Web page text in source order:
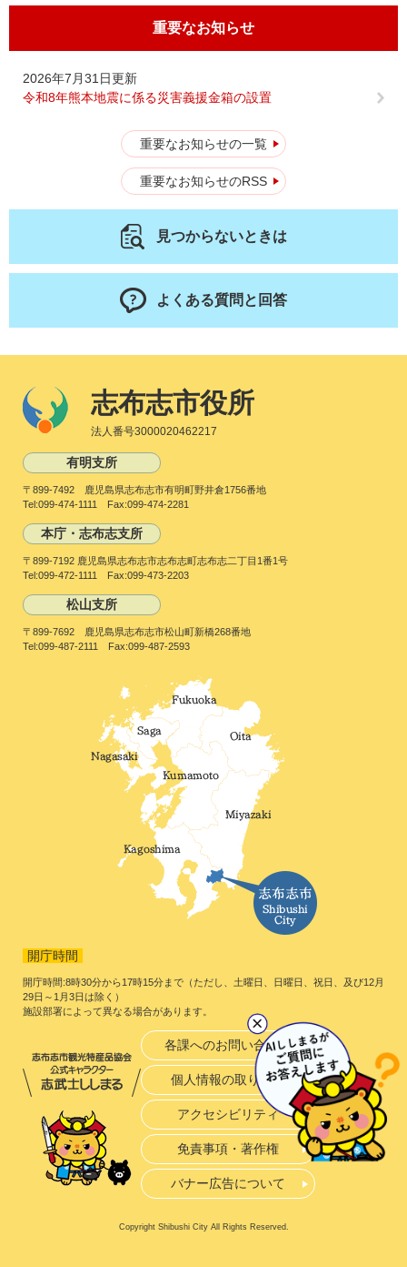
重要なお知らせ
2026年7月31日更新
令和8年熊本地震に係る災害義援金箱の設置
重要なお知らせの一覧
重要なお知らせのRSS
見つからないときは
よくある質問と回答
志布志市役所
法人番号3000020462217
有明支所
〒899-7492 鹿児島県志布志市有明町野井倉1756番地
Tel:099-474-1111 Fax:099-474-2281
本庁・志布志支所
〒899-7192 鹿児島県志布志市志布志町志布志二丁目1番1号
Tel:099-472-1111 Fax:099-473-2203
松山支所
〒899-7692 鹿児島県志布志市松山町新橋268番地
Tel:099-487-2111 Fax:099-487-2593
開庁時間
開庁時間:8時30分から17時15分まで（ただし、土曜日、日曜日、祝日、及び12月
29日～1月3日は除く）
施設部署によって異なる場合があります。
各課へのお問い合わせ
個人情報の取り扱い
アクセシビリティ
免責事項・著作権
バナー広告について
Copyright Shibushi City All Rights Reserved.